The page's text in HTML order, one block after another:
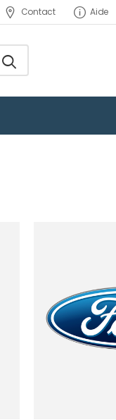
Contact Aide